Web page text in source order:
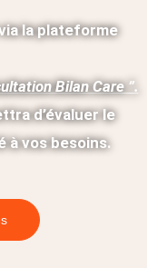
la plateforme
Bilan Care ”.
d’évaluer le
à vos besoins.